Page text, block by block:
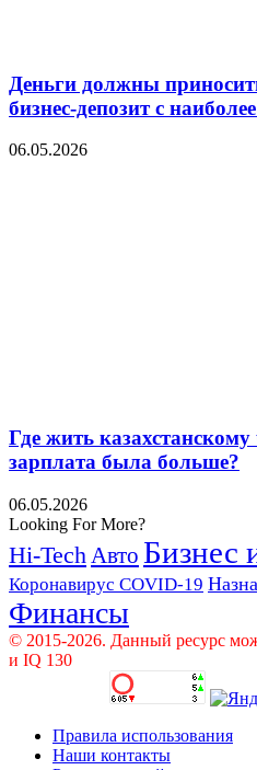
Деньги должны
бизнес-депозит с
06.05.2026
Где жить
зарплата была больше?
06.05.2026
Looking For More?
Hi-Tech Авто Бизнес
Коронавирус COVID-19
Финансы
© 2015-2026. Данный ресурс
и IQ 130
Правила использования
Наши контакты